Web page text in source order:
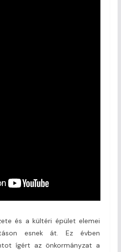
és a kültéri épület elemei
esnek át. Ez évben
ígért az önkormányzat a